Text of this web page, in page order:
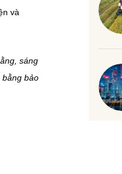
và
sáng
bằng bảo